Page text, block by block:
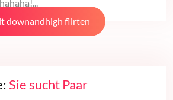
downandhigh flirten
Sie sucht Paar